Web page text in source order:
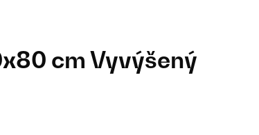
cm Vyvýšený